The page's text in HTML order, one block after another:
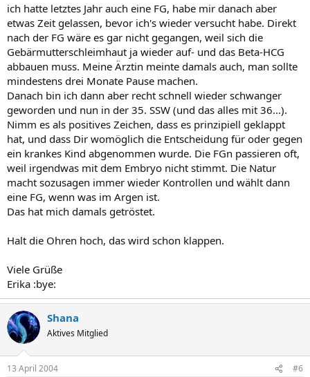
ich hatte letztes Jahr auch eine FG, habe mir danach aber
etwas Zeit gelassen, bevor ich's wieder versucht habe. Direkt
nach der FG wäre es gar nicht gegangen, weil sich die
Gebärmutterschleimhaut ja wieder auf- und das Beta-HCG
abbauen muss. Meine Ärztin meinte damals auch, man sollte
mindestens drei Monate Pause machen.
Danach bin ich dann aber recht schnell wieder schwanger
geworden und nun in der 35. SSW (und das alles mit 36...).
Nimm es als positives Zeichen, dass es prinzipiell geklappt
hat, und dass Dir womöglich die Entscheidung für oder gegen
ein krankes Kind abgenommen wurde. Die FGn passieren oft,
weil irgendwas mit dem Embryo nicht stimmt. Die Natur
macht sozusagen immer wieder Kontrollen und wählt dann
eine FG, wenn was im Argen ist.
Das hat mich damals getröstet.
Halt die Ohren hoch, das wird schon klappen.
Viele Grüße
Erika :bye:
Shana
Aktives Mitglied
13 April 2004 #6